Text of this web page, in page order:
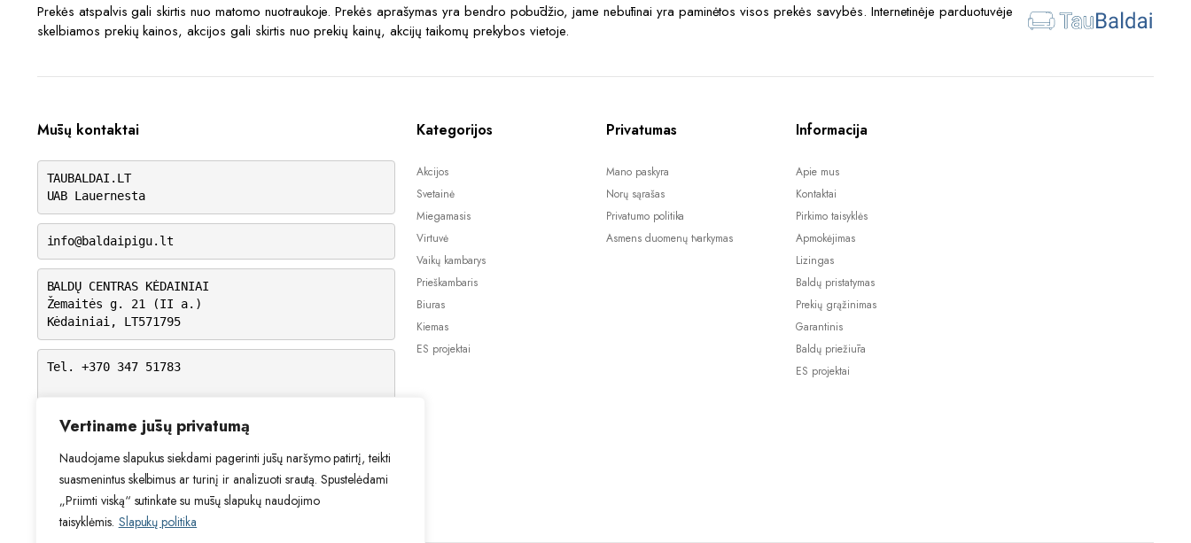
Vertiname jūsų privatumą
Naudojame slapukus siekdami pagerinti jūsų naršymo patirtį, teikti
suasmenintus skelbimus ar turinį ir analizuoti srautą. Spustelėdami
„Priimti viską“ sutinkate su mūsų slapukų naudojimo
taisyklėmis. Slapukų politika
Prekės atspalvis gali skirtis nuo matomo nuotraukoje. Prekės aprašymas yra bendro pobūdžio, jame nebūtinai yra paminėtos visos prekės savybės. Internetinėje parduotuvėje
skelbiamos prekių kainos, akcijos gali skirtis nuo prekių kainų, akcijų taikomų prekybos vietoje.
Mūsų kontaktai
TAUBALDAI.LT
UAB Lauernesta
info@baldaipigu.lt
BALDŲ CENTRAS KĖDAINIAI
Žemaitės g. 21 (II a.)
Kėdainiai, LT571795
Tel. +370 347 51783
VI: 9.00 – 15.00
VII: Nedirbame
Kategorijos
Akcijos
Svetainė
Miegamasis
Virtuvė
Vaikų kambarys
Prieškambaris
Biuras
Kiemas
ES projektai
Privatumas
Mano paskyra
Norų sąrašas
Privatumo politika
Asmens duomenų tvarkymas
Informacija
Apie mus
Kontaktai
Pirkimo taisyklės
Apmokėjimas
Lizingas
Baldų pristatymas
Prekių grąžinimas
Garantinis
Baldų priežiūra
ES projektai